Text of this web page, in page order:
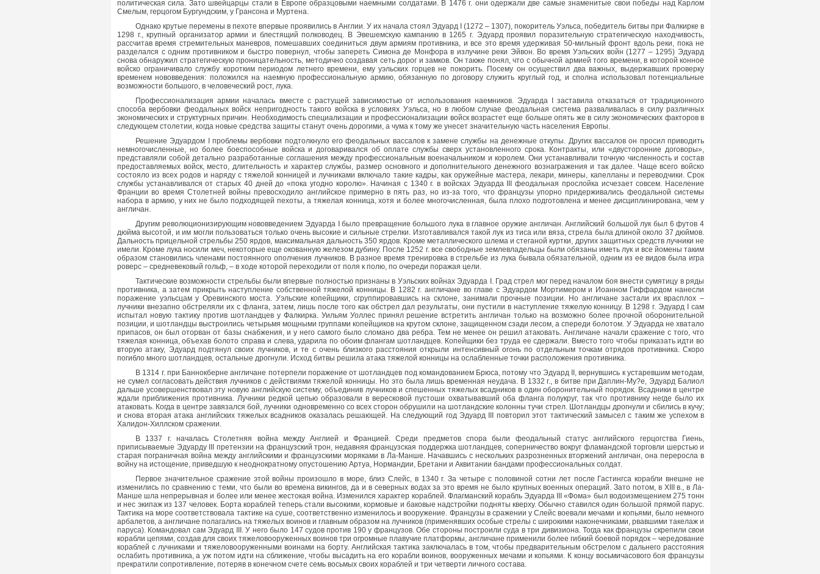
политическая сила. Зато швейцарцы стали в Европе образцовыми наемными солдатами. В 1476 г. они одержали две самые знаменитые свои победы над Карлом
Смелым, герцогом Бургундским, у Грансона и Муртена.
Однако крутые перемены в пехоте впервые проявились в Англии. У их начала стоял Эдуард I (1272 – 1307), покоритель Уэльса, победитель битвы при Фалкирке в
1298 г., крупный организатор армии и блестящий полководец. В Эвешемскую кампанию в 1265 г. Эдуард проявил поразительную стратегическую находчивость,
рассчитав время стремительных маневров, помешавших соединиться двум армиям противника, и все это время удерживая 50-мильный фронт вдоль реки, пока не
разделался с одним противником и быстро повернул, чтобы запереть Симона де Монфора в излучине реки Эйвон. Во время Уэльских войн (1277 – 1295) Эдуард
снова обнаружил стратегическую проницательность, методично создавая сеть дорог и замков. Он также понял, что с обычной армией того времени, в которой конное
войско ограничивало службу коротким периодом летнего времени, ему уэльских горцев не покорить. Посему он осуществил два важных, выдержавших проверку
временем нововведения: положился на наемную профессиональную армию, обязанную по договору служить круглый год, и сполна использовал потенциальные
возможности большого, в человеческий рост, лука.
Профессионализация армии началась вместе с растущей зависимостью от использования наемников. Эдуарда I заставила отказаться от традиционного
способа вербовки феодальных войск непригодность такого войска в условиях Уэльса, но в любом случае феодальная система разваливалась в силу различных
экономических и структурных причин. Необходимость специализации и профессионализации войск возрастет еще больше опять же в силу экономических факторов в
следующем столетии, когда новые средства защиты станут очень дорогими, а чума к тому же унесет значительную часть населения Европы.
Решение Эдуардом I проблемы вербовки подтолкнуло его феодальных вассалов к замене службы на денежные откупы. Других вассалов он просил приводить
немногочисленные, но более боеспособные войска и договаривался об оплате службы сверх установленного срока. Контракты, или «двусторонние договоры»,
представляли собой детально разработанные соглашения между профессиональным военачальником и королем. Они устанавливали точную численность и состав
предоставляемых войск, место, длительность и характер службы, размер основного и дополнительного денежного вознагражения и так далее. Чаще всего войско
состояло из всех родов и наряду с тяжелой конницей и лучниками включало такие кадры, как оружейные мастера, лекари, минеры, капелланы и переводчики. Срок
службы устанавливался от старых 40 дней до «пока угодно королю». Начиная с 1340 г. в войсках Эдуарда III феодальная прослойка исчезает совсем. Население
Франции во время Столетней войны превосходило английское примерно в пять раз, но из-за того, что французы упорно придерживались феодальной системы
набора в армию, у них не было подходящей пехоты, а тяжелая конница, хотя и более многочисленная, была плохо подготовлена и менее дисциплинирована, чем у
англичан.
Другим революционизирующим нововведением Эдуарда I было превращение большого лука в главное оружие англичан. Английский большой лук был 6 футов 4
дюйма высотой, и им могли пользоваться только очень высокие и сильные стрелки. Изготавливался такой лук из тиса или вяза, стрела была длиной около 37 дюймов.
Дальность прицельной стрельбы 250 ярдов, максимальная дальность 350 ярдов. Кроме металлического шлема и стеганой куртки, других защитных средств лучники не
имели. Кроме лука носили меч, некоторые еще окованную железом дубину. После 1252 г. все свободные землевладельцы были обязаны иметь лук и все йомены таким
образом становились членами постоянного ополчения лучников. В разное время тренировка в стрельбе из лука бывала обязательной, одним из ее видов была игра
роверс – средневековый гольф, – в ходе которой переходили от поля к полю, по очереди поражая цели.
Тактические возможности стрельбы были впервые полностью признаны в Уэльских войнах Эдуарда I. Град стрел мог перед началом боя внести сумятицу в ряды
противника, а затем прикрыть наступление собственной тяжелой конницы. В 1282 г. англичане во главе с Эдуардом Мортимером и Иоанном Гиффардом нанесли
поражение уэльсцам у Оревинского моста. Уэльские копейщики, сгруппировавшись на склоне, занимали прочные позиции. Но англичане застали их врасплох –
лучники внезапно обстреляли их с фланга, затем, лишь после того как обстрел дал результаты, они пустили в наступление тяжелую конницу. В 1298 г. Эдуард I сам
испытал новую тактику против шотландцев у Фалкирка. Уильям Уоллес принял решение встретить англичан только на возможно более прочной оборонительной
позиции, и шотландцы выстроились четырьмя мощными группами копейщиков на крутом склоне, защищенном сзади лесом, а спереди болотом. У Эдуарда не хватало
припасов, он был оторван от базы снабжения, и у него самого было сломано два ребра. Тем не менее он решил атаковать. Англичане начали сражение с того, что
тяжелая конница, объехав болото справа и слева, ударила по обоим флангам шотландцев. Копейщики без труда ее сдержали. Вместо того чтобы приказать идти во
вторую атаку, Эдуард подтянул своих лучников, и те с очень близкого расстояния открыли интенсивный огонь по отдельным точкам отрядов противника. Скоро
погибло много шотландцев, остальные дрогнули. Исход битвы решила атака тяжелой конницы на ослабленные точки расположения противника.
В 1314 г. при Баннокберне англичане потерпели поражение от шотландцев под командованием Брюса, потому что Эдуард II, вернувшись к устаревшим методам,
не сумел согласовать действия лучников с действиями тяжелой конницы. Но это была лишь временная неудача. В 1332 г., в битве при Даплин-My?e, Эдуард Балиол
дальше усовершенствовал эту новую английскую систему, объединив лучников и спешенных тяжелых всадников в один оборонительный порядок. Всадники в центре
ждали приближения противника. Лучники редкой цепью образовали в вересковой пустоши охватывавший оба фланга полукруг, так что противнику негде было их
атаковать. Когда в центре завязался бой, лучники одновременно со всех сторон обрушили на шотландские колонны тучи стрел. Шотландцы дрогнули и сбились в кучу;
и снова вторая атака английских тяжелых всадников оказалась решающей. На следующий год Эдуард III повторил этот тактический замысел с таким же успехом в
Халидон-Хиллском сражении.
В 1337 г. началась Столетняя война между Англией и Францией. Среди предметов спора были феодальный статус английского герцогства Гиень,
приписываемые Эдуарду III претензии на французский трон, недавняя французская поддержка шотландцев, соперничество вокруг фламандской торговли шерстью и
старая пограничная война между английскими и французскими моряками в Ла-Манше. Начавшись с нескольких разрозненных вторжений англичан, она переросла в
войну на истощение, приведшую к неоднократному опустошению Артуа, Нормандии, Бретани и Аквитании бандами профессиональных солдат.
Первое значительное сражение этой войны произошло в море, близ Слейс, в 1340 г. За четыре с половиной сотни лет после Гастингса корабли внешне не
изменились по сравнению с теми, что были во времена викингов, да и в северных водах за это время не было крупных военных операций. Зато потом, в XIII в., в Ла-
Манше шла непрерывная и более или менее жестокая война. Изменился характер кораблей. Флагманский корабль Эдуарда III «Фома» был водоизмещением 275 тонн
и нес экипаж из 137 человек. Борта кораблей теперь стали высокими, кормовые и баковые надстройки подняты кверху. Обычно ставился один большой прямой парус.
Тактика на море соответствовала тактике на суше, соответственно изменилось и вооружение. Французы в сражении у Слейс воевали мечами и копьями, было немного
арбалетов, а англичане полагались на тяжелых воинов и главным образом на лучников (применявших особые стрелы с широкими наконечниками, рвавшими такелаж и
паруса). Командовал сам Эдуард III. У него было 147 судов против 190 у французов. Обе стороны построили суда в три дивизиона. Тогда как французы скрепили свои
корабли цепями, создав для своих тяжеловооруженных воинов три огромные плавучие платформы, англичане применили более гибкий боевой порядок – чередование
кораблей с лучниками и тяжеловооруженными воинами на борту. Английская тактика заключалась в том, чтобы предварительным обстрелом с дальнего расстояния
ослабить противника, а уж потом идти на сближение, чтобы высадить на его корабли воинов, вооруженных мечами и копьями. К концу восьмичасового боя французы
прекратили сопротивление, потеряв в конечном счете семь восьмых своих кораблей и три четверти личного состава.